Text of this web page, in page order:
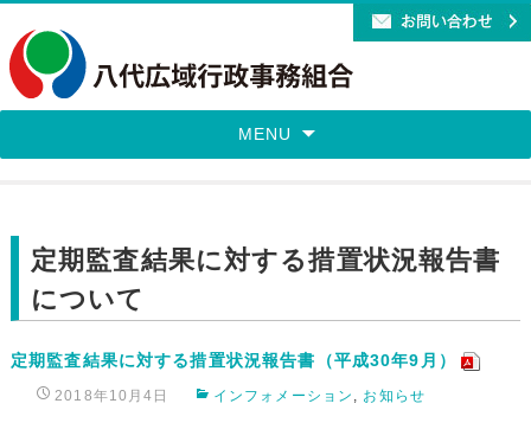
MENU
定期監査結果に対する措置状況報告書
について
定期監査結果に対する措置状況報告書（平成30年9月）
2018年10月4日 インフォメーション お知らせ